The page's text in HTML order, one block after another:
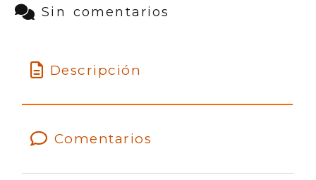
Sin comentarios
Descripción
Comentarios